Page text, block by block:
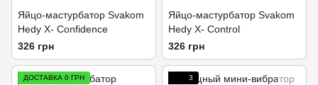
Яйцо-мастурбатор Svakom
Hedy X- Confidence
326 грн
Яйцо-мастурбатор Svakom
Hedy X- Control
326 грн
ДОСТАВКА 0 ГРН
3